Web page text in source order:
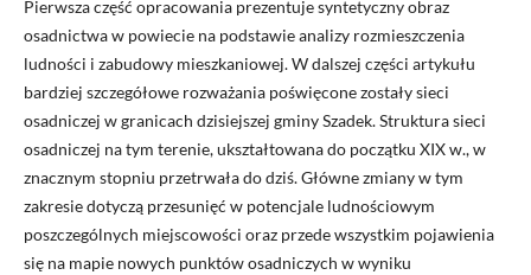
Pierwsza część opracowania prezentuje syntetyczny obraz
osadnictwa w powiecie na podstawie analizy rozmieszczenia
ludności i zabudowy mieszkaniowej. W dalszej części artykułu
bardziej szczegółowe rozważania poświęcone zostały sieci
osadniczej w granicach dzisiejszej gminy Szadek. Struktura sieci
osadniczej na tym terenie, ukształtowana do początku XIX w., w
znacznym stopniu przetrwała do dziś. Główne zmiany w tym
zakresie dotyczą przesunięć w potencjale ludnościowym
poszczególnych miejscowości oraz przede wszystkim pojawienia
się na mapie nowych punktów osadniczych w wyniku